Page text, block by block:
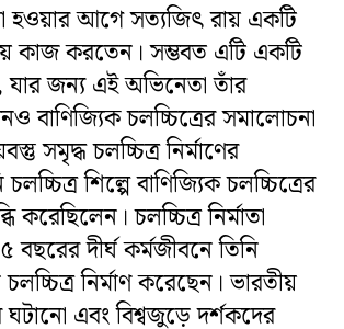
হওয়ার আগে সত্যজিৎ রায় একটি
কাজ করতেন। সম্ভবত এটি একটি
জন্য এই অভিনেতা তাঁর
বাণিজ্যিক চলচ্চিত্রের সমালোচনা
সমৃদ্ধ চলচ্চিত্র নির্মাণের
শিল্পে বাণিজ্যিক চলচ্চিত্রের
চলচ্চিত্র নির্মাতা
বছরের দীর্ঘ কর্মজীবনে তিনি
নির্মাণ করেছেন। ভারতীয়
ঘটানো এবং বিশ্বজুড়ে দর্শকদের